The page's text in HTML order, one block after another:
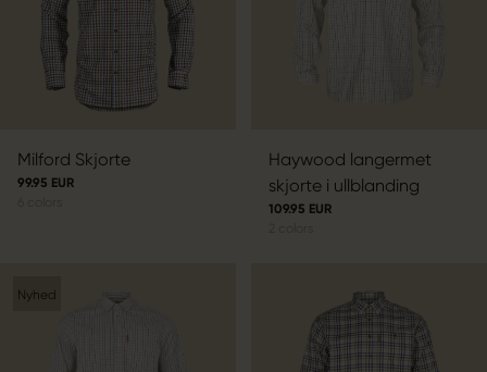
Milford Skjorte
99.95 EUR
Haywood langermet
skjorte i ullblanding
109.95 EUR
Nyhed